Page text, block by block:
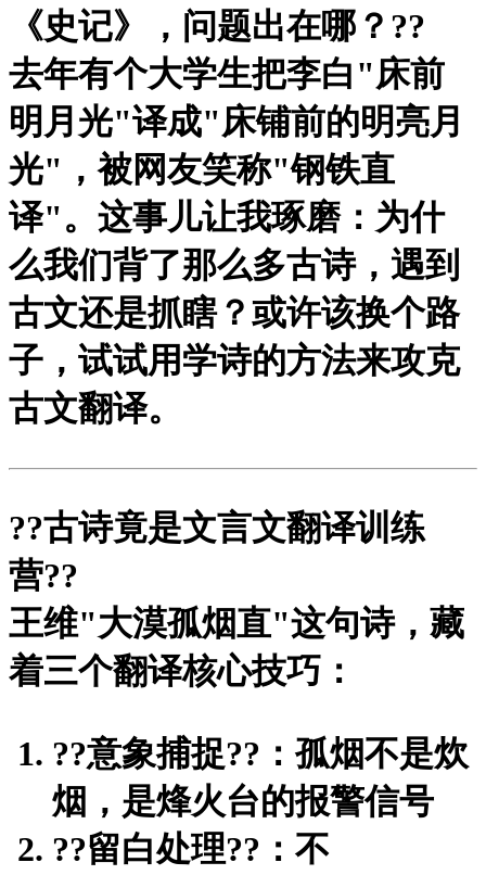
《史记》，问题出在哪？??
去年有个大学生把李白"床前
明月光"译成"床铺前的明亮月
光"，被网友笑称"钢铁直
译"。这事儿让我琢磨：为什
么我们背了那么多古诗，遇到
古文还是抓瞎？或许该换个路
子，试试用学诗的方法来攻克
古文翻译。
??古诗竟是文言文翻译训练
营??
王维"大漠孤烟直"这句诗，藏
着三个翻译核心技巧：
??意象捕捉??：孤烟不是炊
烟，是烽火台的报警信号
??留白处理??：不